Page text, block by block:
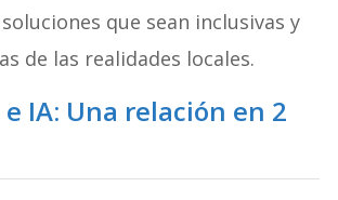
que sean inclusivas y
de las realidades locales.
IA: Una relación en 2